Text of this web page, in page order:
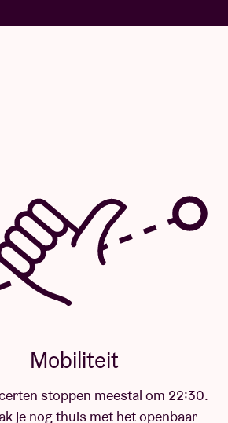
Mobiliteit
stoppen meestal om 22:30.
je nog thuis met het openbaar